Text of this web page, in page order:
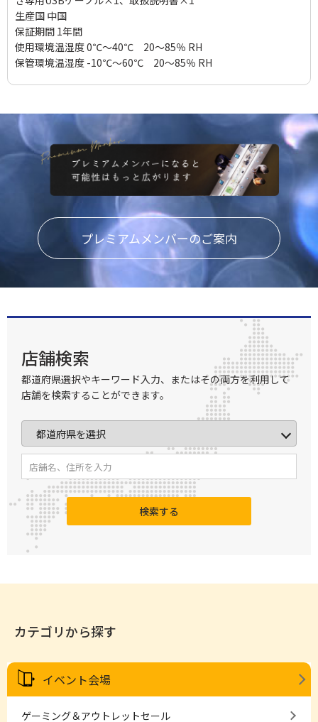
生産国 中国
保証期間 1年間
使用環境温湿度 0℃～40℃ 20～85％ RH
保管環境温湿度 -10℃～60℃ 20～85％ RH
プレミアムメンバーのご案内
店舗検索
都道府県選択やキーワード入力、またはその両方を利用して
店舗を検索することができます。
検索する
カテゴリから探す
イベント会場
ゲーミング＆アウトレットセール